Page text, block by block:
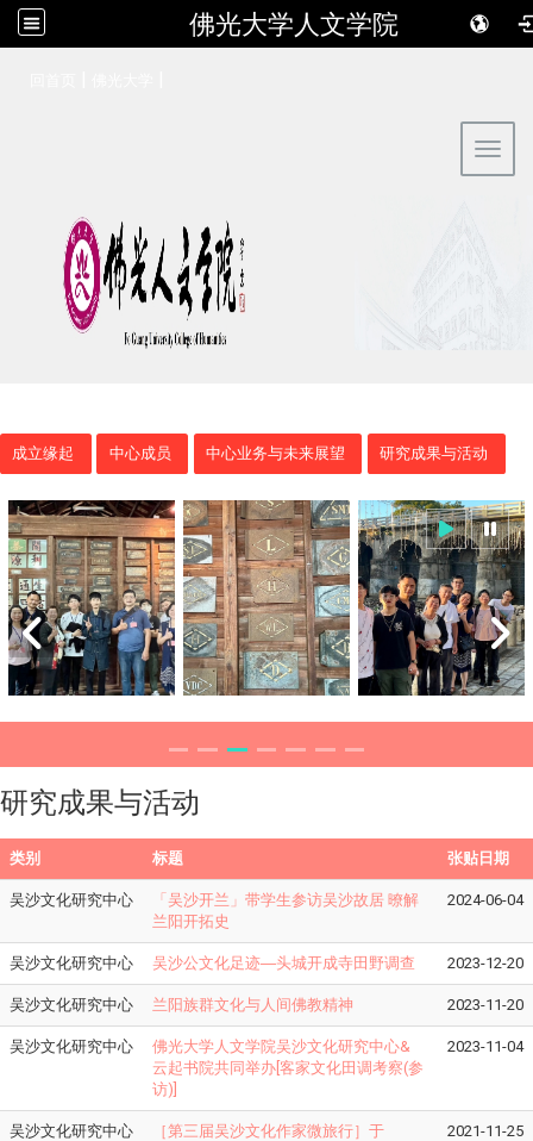
佛光大学人文学院
成立缘起 中心成员 中心业务与未来展望 研究成果与活动
研究成果与活动
类别 标题 张贴日期
吴沙文化研究中心
「吴沙开兰」带学生参访吴沙故居 暸解
兰阳开拓史
2024-06-04
吴沙文化研究中心 吴沙公文化足迹―头城开成寺田野调查 2023-12-20
吴沙文化研究中心 兰阳族群文化与人间佛教精神 2023-11-20
吴沙文化研究中心
佛光大学人文学院吴沙文化研究中心&
云起书院共同举办[客家文化田调考察(参
访)]
2023-11-04
吴沙文化研究中心
［第三届吴沙文化作家微旅行］于
2021-11-25